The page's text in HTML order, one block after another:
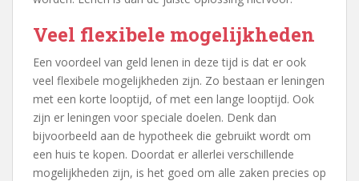
Veel flexibele mogelijkheden
Een voordeel van geld lenen in deze tijd is dat er ook
veel flexibele mogelijkheden zijn. Zo bestaan er leningen
met een korte looptijd, of met een lange looptijd. Ook
zijn er leningen voor speciale doelen. Denk dan
bijvoorbeeld aan de hypotheek die gebruikt wordt om
een huis te kopen. Doordat er allerlei verschillende
mogelijkheden zijn, is het goed om alle zaken precies op